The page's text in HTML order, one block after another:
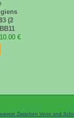
(2
10.00 €
Zwischen Venn und